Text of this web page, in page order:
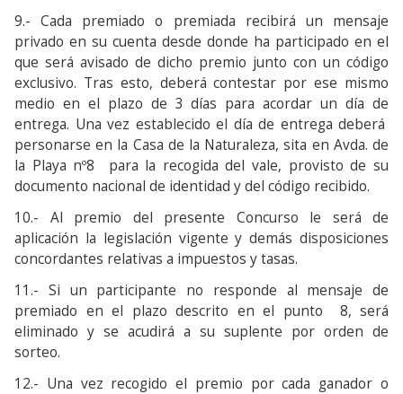
9.- Cada premiado o premiada recibirá un mensaje
privado en su cuenta desde donde ha participado en el
que será avisado de dicho premio junto con un código
exclusivo. Tras esto, deberá contestar por ese mismo
medio en el plazo de 3 días para acordar un día de
entrega. Una vez establecido el día de entrega deberá
personarse en la Casa de la Naturaleza, sita en Avda. de
la Playa nº8 para la recogida del vale, provisto de su
documento nacional de identidad y del código recibido.
10.- Al premio del presente Concurso le será de
aplicación la legislación vigente y demás disposiciones
concordantes relativas a impuestos y tasas.
11.- Si un participante no responde al mensaje de
premiado en el plazo descrito en el punto 8, será
eliminado y se acudirá a su suplente por orden de
sorteo.
12.- Una vez recogido el premio por cada ganador o